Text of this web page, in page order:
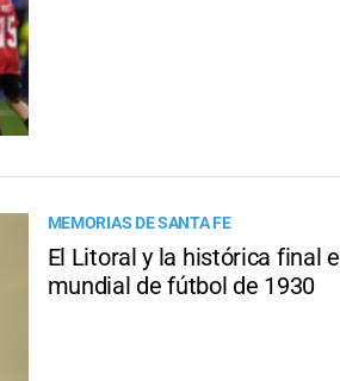
MEMORIAS DE SANTA FE
El Litoral y la histórica final
mundial de fútbol de 1930